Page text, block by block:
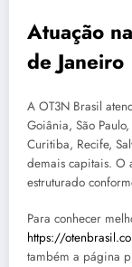
Atuação
de Janeiro
A OT3N Brasil
Goiânia, São
Curitiba, Recife,
demais capitais. O
estruturado
Para conhecer
https://
também a página